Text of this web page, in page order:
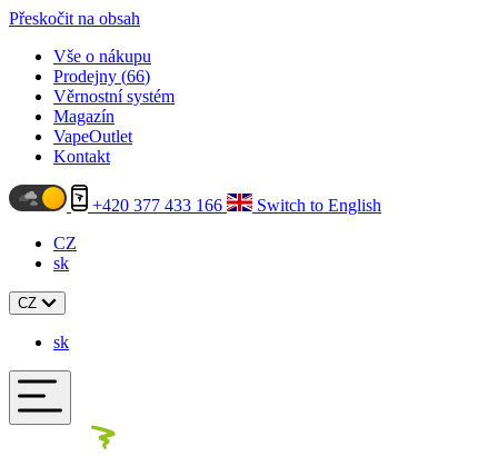
Přeskočit na obsah
Vše o nákupu
Prodejny (66)
Věrnostní systém
Magazín
VapeOutlet
Kontakt
+420 377 433 166
Switch to English
CZ
sk
CZ
sk